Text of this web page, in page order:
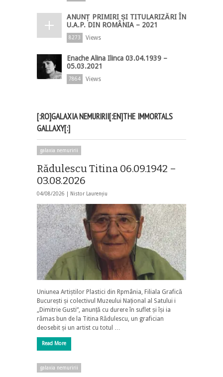
ANUNȚ PRIMIRI ȘI TITULARIZĂRI ÎN
U.A.P. DIN ROMÂNIA – 2021
8273 Views
Enache Alina Ilinca 03.04.1939 –
05.03.2021
7864 Views
[:RO]GALAXIA NEMURIRII[:EN]THE IMMORTALS
GALLAXY[:]
galaxia nemuririi
Rădulescu Titina 06.09.1942 –
03.08.2026
04/08/2026 | Nistor Laurențiu
Uniunea Artiștilor Plastici din Rpmânia, Filiala Grafică
București și colectivul Muzeului Național al Satului i
„Dimitrie Gusti”, anunță cu durere în suflet și își ia
rămas bun de la Titina Rădulescu, un grafician
deosebit și un artist cu totul …
Read More
galaxia nemuririi